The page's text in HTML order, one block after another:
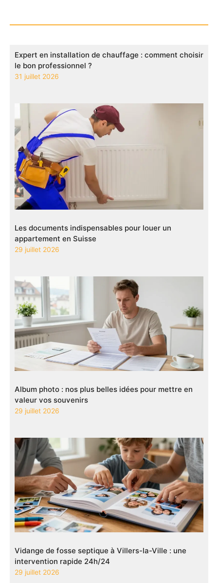
Expert en installation de chauffage : comment choisir
le bon professionnel ?
31 juillet 2026
Les documents indispensables pour louer un
appartement en Suisse
29 juillet 2026
Album photo : nos plus belles idées pour mettre en
valeur vos souvenirs
29 juillet 2026
Vidange de fosse septique à Villers-la-Ville : une
intervention rapide 24h/24
29 juillet 2026